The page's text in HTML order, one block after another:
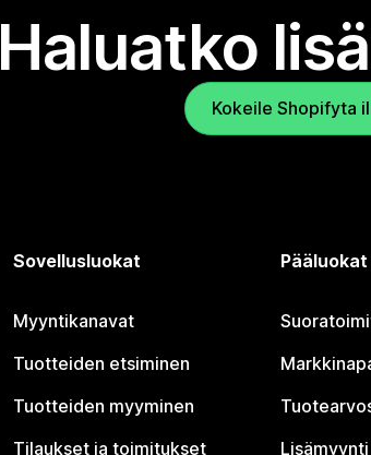
Haluatko
Kokeile Shopifyta
Sovellusluokat
Myyntikanavat
Tuotteiden etsiminen
Tuotteiden myyminen
Tilaukset ja toimitukset
Pääluokat